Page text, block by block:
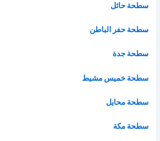
سطحة حائل
سطحة حفر الباطن
سطحة جدة
سطحة خميس مشيط
سطحة محايل
سطحة مكة